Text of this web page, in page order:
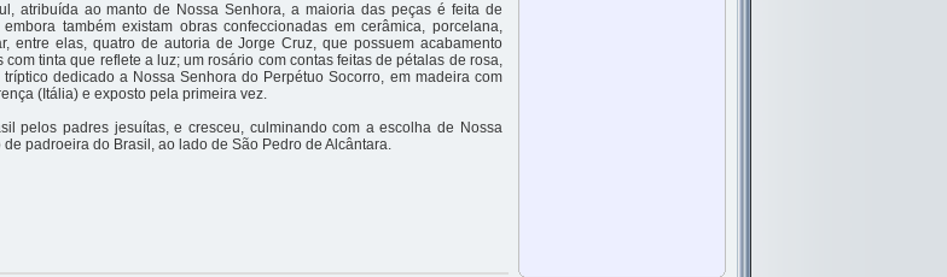
atribuída ao manto de Nossa Senhora, a maioria das peças é feita de
também existam obras confeccionadas em cerâmica, porcelana,
entre elas, quatro de autoria de Jorge Cruz, que possuem acabamento
tinta que reflete a luz; um rosário com contas feitas de pétalas de rosa,
dedicado a Nossa Senhora do Perpétuo Socorro, em madeira com
(Itália) e exposto pela primeira vez.
pelos padres jesuítas, e cresceu, culminando com a escolha de Nossa
padroeira do Brasil, ao lado de São Pedro de Alcântara.